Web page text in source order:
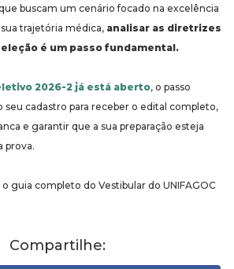
buscam um cenário focado na excelência
trajetória médica, analisar as diretrizes
é um passo fundamental.
2026-2 já está aberto, o passo
seu cadastro para receber o edital completo,
e garantir que a sua preparação esteja
prova.
o guia completo do Vestibular do UNIFAGOC
Compartilhe: